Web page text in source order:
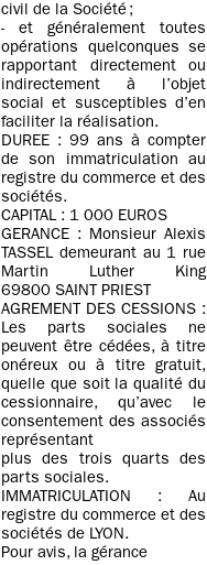
civil de la Société ;
- et généralement toutes
opérations quelconques se
rapportant directement ou
indirectement à l’objet
social et susceptibles d’en
faciliter la réalisation.
DUREE : 99 ans à compter
de son immatriculation au
registre du commerce et des
sociétés.
CAPITAL : 1 000 EUROS
GERANCE : Monsieur Alexis
TASSEL demeurant au 1 rue
Martin Luther King
69800 SAINT PRIEST
AGREMENT DES CESSIONS :
Les parts sociales ne
peuvent être cédées, à titre
onéreux ou à titre gratuit,
quelle que soit la qualité du
cessionnaire, qu’avec le
consentement des associés
représentant
plus des trois quarts des
parts sociales.
IMMATRICULATION : Au
registre du commerce et des
sociétés de LYON.
Pour avis, la gérance